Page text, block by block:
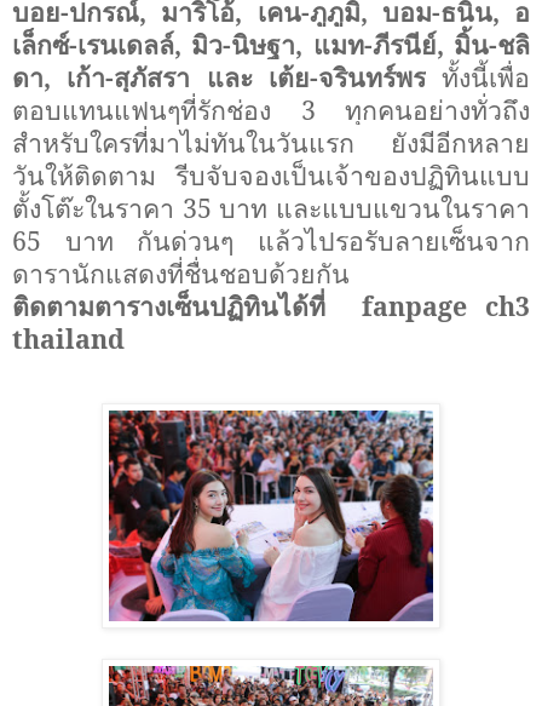
บอย-ปกรณ์, มาริโอ้, เคน-ภูภูมิ, บอม-ธนิน, อ
เล็กซ์-เรนเดลล์, มิว-นิษฐา, แมท-ภีรนีย์, มิ้น-ชลิ
ดา, เก้า-สุภัสรา และ เต้ย-จรินทร์พรทั้งนี้เพื่อ
ตอบแทนแฟนๆที่รักช่อง 3 ทุกคนอย่างทั่วถึง
สำหรับใครที่มาไม่ทันในวันแรก ยังมีอีกหลาย
วันให้ติดตาม รีบจับจองเป็นเจ้าของปฏิทินแบบ
ตั้งโต๊ะในราคา 35 บาท และแบบแขวนในราคา
65 บาท กันด่วนๆ แล้วไปรอรับลายเซ็นจาก
ดารานักแสดงที่ชื่นชอบด้วยกัน
ติดตามตารางเซ็นปฏิทินได้ที่ fanpage ch3
thailand